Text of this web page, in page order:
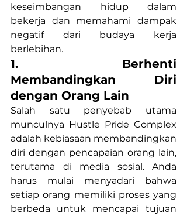
keseimbangan hidup dalam
bekerja dan memahami dampak
negatif dari budaya kerja
berlebihan.
1. Berhenti
Membandingkan Diri
dengan Orang Lain
Salah satu penyebab utama
munculnya Hustle Pride Complex
adalah kebiasaan membandingkan
diri dengan pencapaian orang lain,
terutama di media sosial. Anda
harus mulai menyadari bahwa
setiap orang memiliki proses yang
berbeda untuk mencapai tujuan